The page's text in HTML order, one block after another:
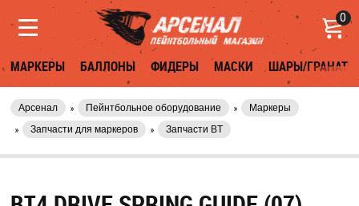
0
МАРКЕРЫ БАЛЛОНЫ ФИДЕРЫ МАСКИ ШАРЫ/ГРАНАТЫ
Арсенал Пейнтбольное оборудование
Маркеры
Запчасти для маркеров
Запчасти BT